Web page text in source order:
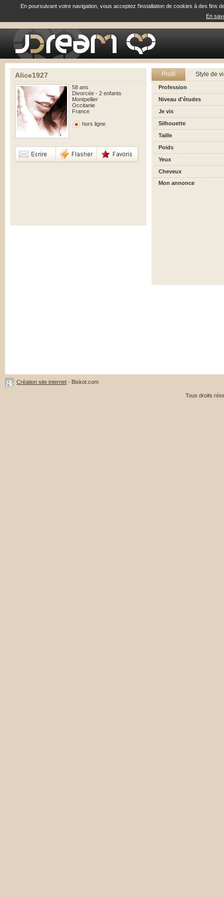
En poursuivant votre navigation, vous acceptez l'installation de cookies à des
En
Alice1927
58 ans
Divorcée - 2 enfants
Montpellier
Occitanie
France
hors ligne
Profil Style de
Profession
Niveau d'études
Je vis
Silhouette
Taille
Poids
Yeux
Cheveux
Mon annonce
Création site internet - Biskot.com
Tous droits